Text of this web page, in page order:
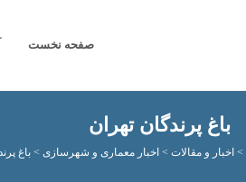
صفحه نخست
باغ پرندگان تهران
> اخبار و مقالات > اخبار معماری و شهرسازی > باغ